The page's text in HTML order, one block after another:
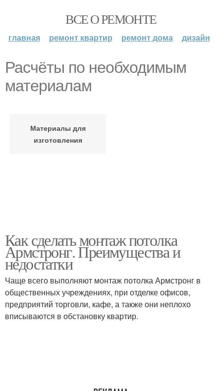
ВСЕ О РЕМОНТЕ
главная ремонт квартир ремонт дома дизайн
Расчёты по необходимым
материалам
Материалы для
изготовления
Как сделать монтаж потолка
Армстронг. Преимущества и
недостатки
Чаще всего выполняют монтаж потолка Армстронг в
общественных учреждениях, при отделке офисов,
предприятий торговли, кафе, а также они неплохо
вписываются в обстановку квартир.